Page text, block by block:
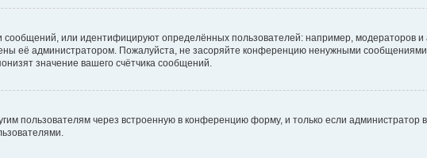
или идентифицируют определённых пользователей: например, модераторов
её администратором. Пожалуйста, не засоряйте конференцию ненужными сообщениями
значение вашего счётчика сообщений.
пользователям через встроенную в конференцию форму, и только если администратор